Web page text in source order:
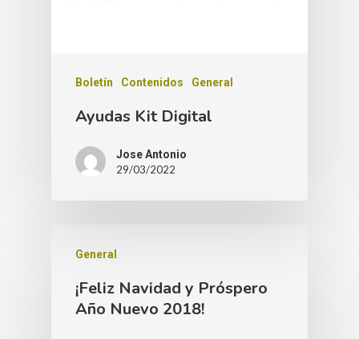
Boletín Contenidos General
Ayudas Kit Digital
Jose Antonio
29/03/2022
General
¡Feliz Navidad y Próspero
Año Nuevo 2018!